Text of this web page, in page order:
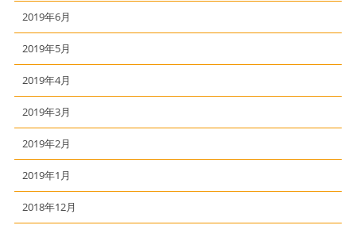
2019年6月
2019年5月
2019年4月
2019年3月
2019年2月
2019年1月
2018年12月